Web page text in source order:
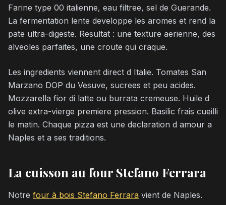
Farine type 00 italienne, eau filtree, sel de Guerande.
La fermentation lente developpe les aromes et rend la
pate ultra-digeste. Resultat : une texture aerienne, des
alveoles parfaites, une croute qui craque.
Les ingredients viennent direct d Italie. Tomates San
Marzano DOP du Vesuve, sucrees et peu acides.
Mozzarella fior di latte ou burrata cremeuse. Huile d
olive extra-vierge premiere pression. Basilic frais cueilli
le matin. Chaque pizza est une declaration d amour a
Naples et a ses traditions.
La cuisson au four Stefano Ferrara
Notre four à bois Stefano Ferrara vient de Naples.